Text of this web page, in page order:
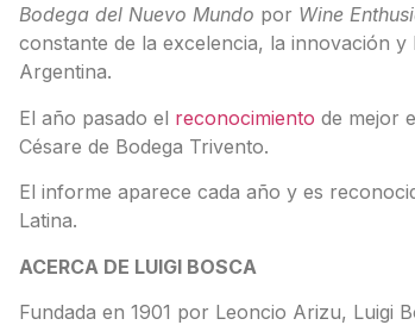
Bodega del Nuevo Mundo por Wine
constante de la excelencia, la innovación
Argentina.
El año pasado el reconocimiento de mejor
Césare de Bodega Trivento.
El informe aparece cada año y es
Latina.
ACERCA DE LUIGI BOSCA
Fundada en 1901 por Leoncio Arizu, Luigi